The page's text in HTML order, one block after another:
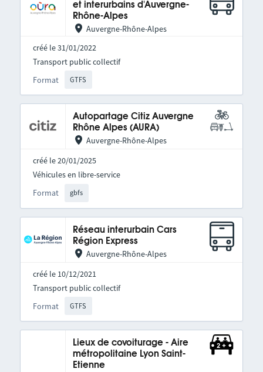
et interurbains d'Auvergne-
Rhône-Alpes
Auvergne-Rhône-Alpes
créé le 31/01/2022
Format GTFS
Transport public collectif
Autopartage Citiz Auvergne
Rhône Alpes (AURA)
Auvergne-Rhône-Alpes
créé le 20/01/2025
Format gbfs
Véhicules en libre-service
Réseau interurbain Cars
Région Express
Auvergne-Rhône-Alpes
créé le 10/12/2021
Format GTFS
Transport public collectif
Lieux de covoiturage - Aire
métropolitaine Lyon Saint-
Etienne